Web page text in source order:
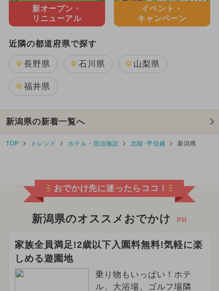
新オープン・
リニューアル
イベント・
キャンペーン
近隣の都道府県で探す
長野県 石川県 山梨県
福井県
新潟県の新着一覧へ
TOP トレンド ホテル・宿泊施設 北陸･甲信越 新潟県
おでかけ先に迷ったらココ！
新潟県のオススメおでかけ PR
家族全員満足!2歳以下入園料無料!気軽に楽
しめる遊園地
乗り物もいっぱい！ホテ
ル、大浴場、ゴルフ場隣